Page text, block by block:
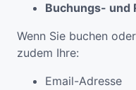
Buchungs- und
Wenn Sie buchen
zudem Ihre:
Email-Adresse